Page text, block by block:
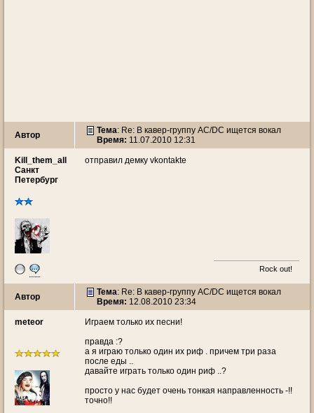
Автор Тема: Re: В кавер-группу AC/DC ищется вокал
Время: 11.07.2010 12:31
Kill_them_all
Санкт
Петербург
отправил демку vkontakte
Rock out!
Автор Тема: Re: В кавер-группу AC/DC ищется вокал
Время: 12.08.2010 23:34
meteor
Играем только их песни!
правда :?
а я играю только один их риф . причем три раза
после еды ..
давайте играть только один риф ..?
просто у нас будет очень тонкая направленность -!!
точно!!